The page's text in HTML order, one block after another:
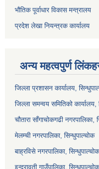
भौतिक पूर्वाधार विकास मन्त्रालय
प्रदेश लेखा नियन्त्रक कार्यालय
अन्य महत्वपुर्ण
जिल्ला प्रशासन कार्यालय,
जिल्ला समन्वय समितिको कार्यालय,
चौतारा साँगाचोकगढी नगरपालिका,
मेलम्ची नगरपालिका, सिन्धुपाल्चोक
बाह्रविसे नगरपालिका, सिन्धुपाल्चोक
इन्द्रावती गाउँपालिका, सिन्धुपाल्चोक